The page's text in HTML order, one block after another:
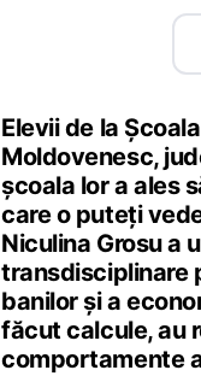
Elevii de la
Moldovenesc,
școala lor a ales
care o puteți
Niculina Grosu a
transdisciplinare
banilor și a
făcut calcule, au
comportamente